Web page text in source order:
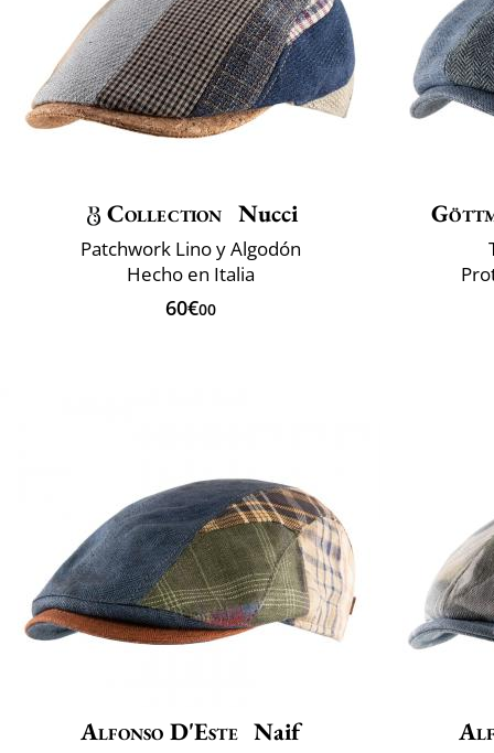
Collection Nucci
Patchwork Lino y Algodón
Hecho en Italia
60€00
Alfonso D'Este Naif